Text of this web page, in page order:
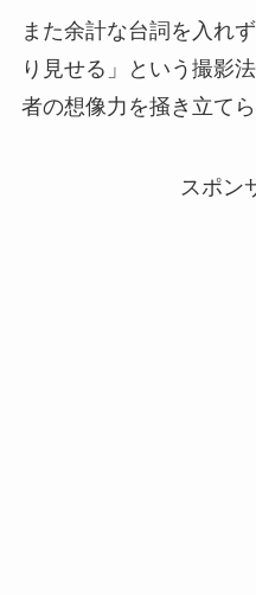
また余計な台詞を入れ
り見せる」という撮影
者の想像力を掻き立てら
スポン